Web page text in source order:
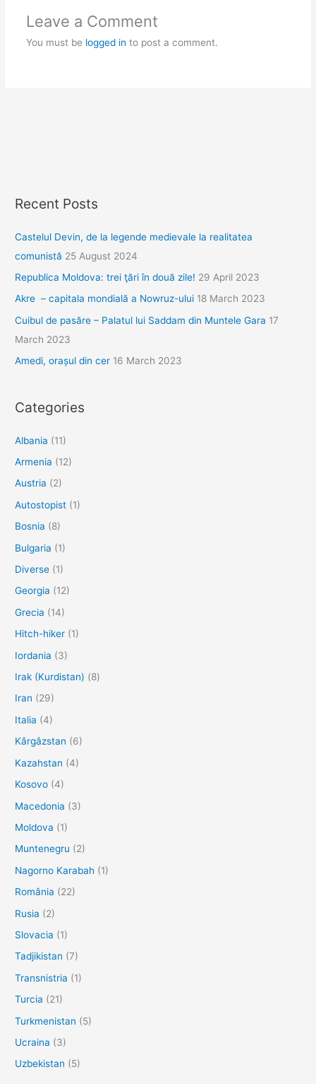
Leave a Comment
You must be logged in to post a comment.
Recent Posts
Castelul Devin, de la legende medievale la realitatea
comunistă 25 August 2024
Republica Moldova: trei ţări în două zile! 29 April 2023
Akre – capitala mondială a Nowruz-ului 18 March 2023
Cuibul de pasăre – Palatul lui Saddam din Muntele Gara 17
March 2023
Amedi, orașul din cer 16 March 2023
Categories
Albania (11)
Armenia (12)
Austria (2)
Autostopist (1)
Bosnia (8)
Bulgaria (1)
Diverse (1)
Georgia (12)
Grecia (14)
Hitch-hiker (1)
Iordania (3)
Irak (Kurdistan) (8)
Iran (29)
Italia (4)
Kârgâzstan (6)
Kazahstan (4)
Kosovo (4)
Macedonia (3)
Moldova (1)
Muntenegru (2)
Nagorno Karabah (1)
România (22)
Rusia (2)
Slovacia (1)
Tadjikistan (7)
Transnistria (1)
Turcia (21)
Turkmenistan (5)
Ucraina (3)
Uzbekistan (5)